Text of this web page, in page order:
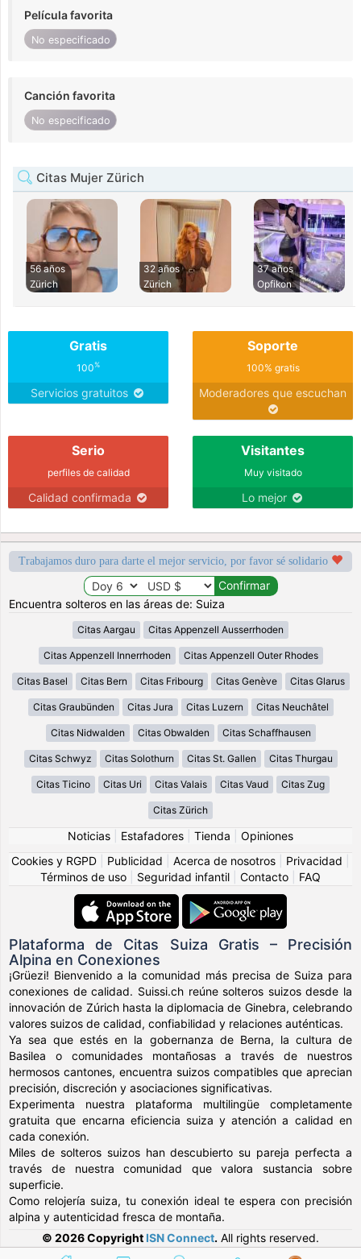
Película favorita
No especificado
Canción favorita
No especificado
Citas Mujer Zürich
56 años
Zürich
32 años
Zürich
37 años
Opfikon
Gratis
100%
Servicios gratuitos
Soporte
100% gratis
Moderadores que escuchan
Serio
perfiles de calidad
Calidad confirmada
Visitantes
Muy visitado
Lo mejor
Trabajamos duro para darte el mejor servicio, por favor sé solidario
Encuentra solteros en las áreas de: Suiza
Citas Aargau Citas Appenzell Ausserrhoden
Citas Appenzell Innerrhoden Citas Appenzell Outer Rhodes
Citas Basel Citas Bern Citas Fribourg Citas Genève Citas Glarus
Citas Graubünden Citas Jura Citas Luzern Citas Neuchâtel
Citas Nidwalden Citas Obwalden Citas Schaffhausen
Citas Schwyz Citas Solothurn Citas St. Gallen Citas Thurgau
Citas Ticino Citas Uri Citas Valais Citas Vaud Citas Zug
Citas Zürich
Noticias Estafadores Tienda
Opiniones
Cookies y RGPD
Publicidad Acerca de nosotros Privacidad
Términos de uso
Seguridad infantil Contacto FAQ
Plataforma de Citas Suiza Gratis – Precisión
Alpina en Conexiones
¡Grüezi! Bienvenido a la comunidad más precisa de Suiza para
conexiones de calidad. Suissi.ch reúne solteros suizos desde la
innovación de Zúrich hasta la diplomacia de Ginebra, celebrando
valores suizos de calidad, confiabilidad y relaciones auténticas.
Ya sea que estés en la gobernanza de Berna, la cultura de
Basilea o comunidades montañosas a través de nuestros
hermosos cantones, encuentra suizos compatibles que aprecian
precisión, discreción y asociaciones significativas.
Experimenta nuestra plataforma multilingüe completamente
gratuita que encarna eficiencia suiza y atención a calidad en
cada conexión.
Miles de solteros suizos han descubierto su pareja perfecta a
través de nuestra comunidad que valora sustancia sobre
superficie.
Como relojería suiza, tu conexión ideal te espera con precisión
alpina y autenticidad fresca de montaña.
© 2026 Copyright ISN Connect. All rights reserved.